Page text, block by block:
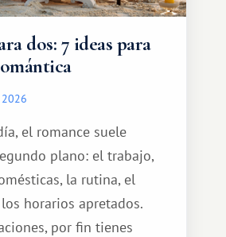
dos: 7 ideas para
el romance suele
plano: el trabajo,
la rutina, el
horarios apretados.
por fin tienes